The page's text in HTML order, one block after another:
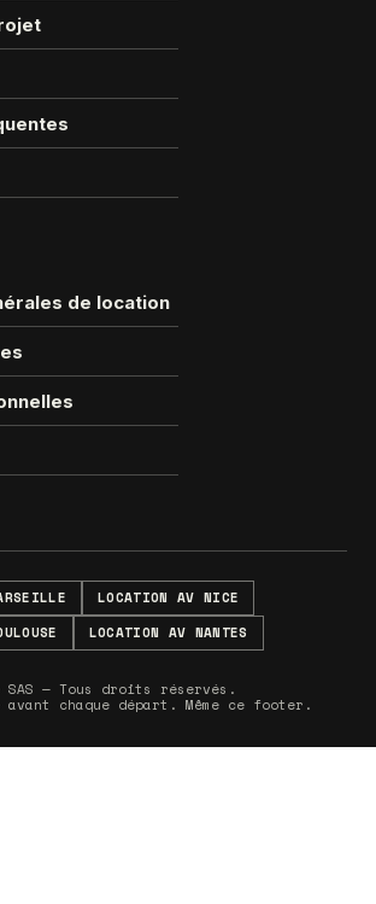
de location
LOCATION AV NICE
LOCATION AV NANTES
SAS — Tous droits réservés.
chaque départ. Même ce footer.